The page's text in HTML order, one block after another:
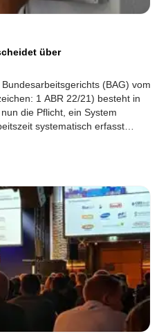
über
(BAG) vom
1 ABR 22/21) besteht in
die Pflicht, ein System
systematisch erfasst